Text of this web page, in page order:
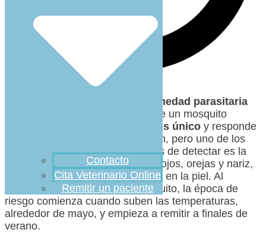
Contacto
Cita Veterinario Online
Remitir un paciente
leishmaniosis es una enfermedad parasitaria
muy grave transmitida a través de un mosquito
Cada perro es único y responde
de manera diferente a la infección, pero uno de los
síntomas más habituales y fáciles de detectar es la
pérdida de pelo alrededor de los ojos, orejas y nariz,
así como la aparición de lesiones en la piel. Al
transmitirse a través de un mosquito, la época de
riesgo comienza cuando suben las temperaturas,
alrededor de mayo, y empieza a remitir a finales de
verano.